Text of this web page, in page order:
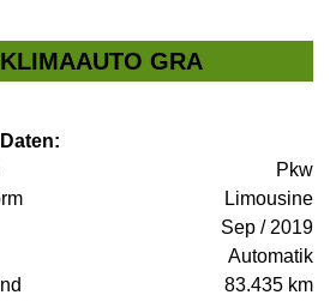
GRA
Pkw
Limousine
Sep / 2019
Automatik
83.435 km